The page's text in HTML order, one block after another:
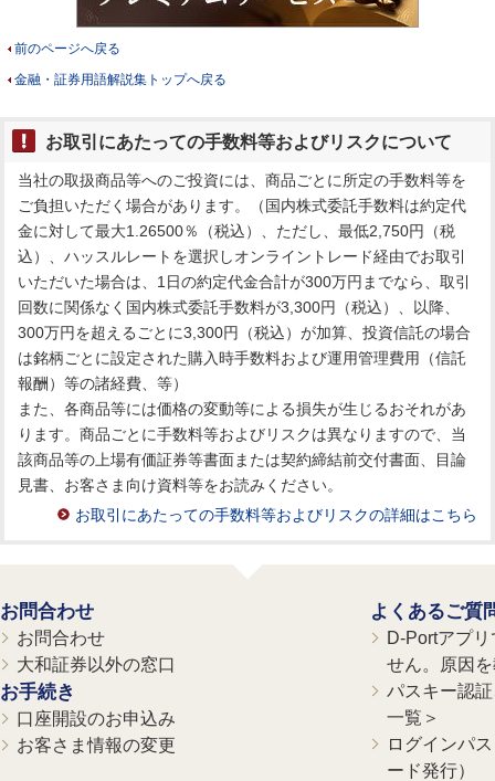
前のページへ戻る
金融・証券用語解説集トップへ戻る
お取引にあたっての手数料等およびリスクについて
当社の取扱商品等へのご投資には、商品ごとに所定の手数料等を
ご負担いただく場合があります。（国内株式委託手数料は約定代
金に対して最大1.26500％（税込）、ただし、最低2,750円（税
込）、ハッスルレートを選択しオンライントレード経由でお取引
いただいた場合は、1日の約定代金合計が300万円までなら、取引
回数に関係なく国内株式委託手数料が3,300円（税込）、以降、
300万円を超えるごとに3,300円（税込）が加算、投資信託の場合
は銘柄ごとに設定された購入時手数料および運用管理費用（信託
報酬）等の諸経費、等）
また、各商品等には価格の変動等による損失が生じるおそれがあ
ります。商品ごとに手数料等およびリスクは異なりますので、当
該商品等の上場有価証券等書面または契約締結前交付書面、目論
見書、お客さま向け資料等をお読みください。
お取引にあたっての手数料等およびリスクの詳細はこちら
お問合わせ
お問合わせ
大和証券以外の窓口
お手続き
口座開設のお申込み
お客さま情報の変更
よくあるご質
D-Portアプ
せん。原因
パスキー認
一覧＞
ログインパ
ード発行）